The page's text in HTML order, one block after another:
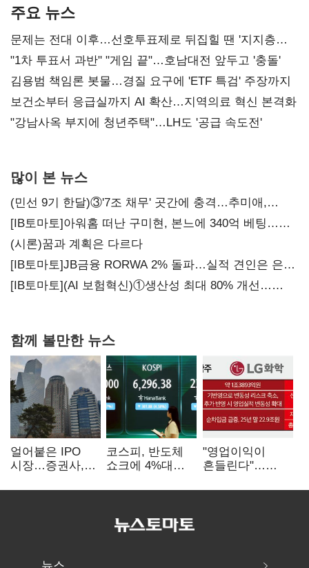
주요 뉴스
문제는 전대 이후…선호투표제로 뒤집힐 땐 '지지층
불복'
"1차 투표서 과반" "게임 끝"…호남대전 앞두고 '충돌'
김용범 책임론 봇물…경질 요구에 'ETF 특검' 주장까지
보건소부터 응급실까지 AI 확산…지역의료 혁신 본격화
"강남사옥 부지에 청년주택"…LH도 '공급 속도전'
많이 본 뉴스
(민선 9기 한달)③'7조 채무' 곳간에 충격…추미애,
20년만에 '비상재정' 선언 승부수
[IB토마토]아워홈 떠난 구미현, 본느에 340억 베팅…
가족 지배체제 구축
(시론)꿈과 계획은 다르다
[IB토마토]JB금융 RORWA 2% 돌파…실적 견인은 은행
아닌 캐피탈
[IB토마토](AI 보험혁신)①생산성 최대 80% 개선…
함께 볼만한 뉴스
얼어붙은 IPO
시장…증권사,
전쟁' 기대
코스피, 반도체
쇼크에 4%대
5거래일째 상승
"영업이익이
흔들린다"…
18에 취약